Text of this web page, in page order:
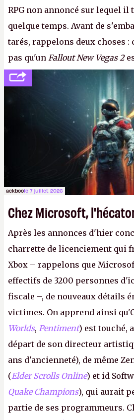
RPG non annoncé sur lequel
quelque temps. Avant de
tarés, rappelons deux choses :
pas qu'un Fallout New Vegas 2
développement (pour ce que
peut-être sur
Fallout Football ou
Lapins Crétins) et l'Obsidian
le même studio qu'il y a 15 ans.
peut commencer à fantasmer.
ackboole 7 juillet 2026
Chez Microsoft,
Après les annonces d'hier
charrette de licenciement qui
Xbox – rappelons que
effectifs de 3200 personnes
fiscale –, de nouveaux détails
victimes. On apprend ainsi
Worlds, Pentiment) est touché,
départ de son directeur
ans d'ancienneté), de même
(Elder Scrolls Online) et id
Quake Champions), qui aurait
partie de ses programmeurs.